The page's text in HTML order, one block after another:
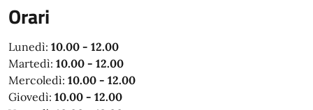
Orari
Lunedì: 10.00 - 12.00
Martedì: 10.00 - 12.00
Mercoledì: 10.00 - 12.00
Giovedì: 10.00 - 12.00